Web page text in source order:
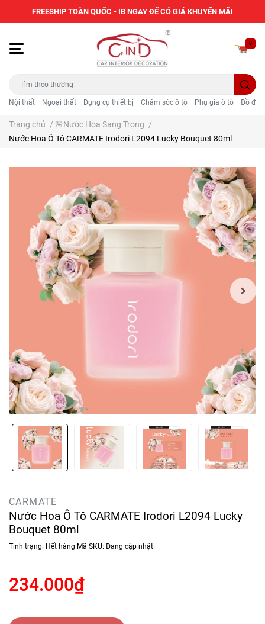
Nội thất Ngoại thất Dụng cụ thiết bị Chăm sóc ô tô Phụ gia ô tô Đồ
0
Trang chủ / 🌸Nước Hoa Sang Trọng /
Nước Hoa Ô Tô CARMATE Irodori L2094 Lucky Bouquet 80ml
CARMATE
Nước Hoa Ô Tô CARMATE Irodori L2094 Lucky
Bouquet 80ml
Tình trạng: Hết hàng Mã SKU: Đang cập nhật
234.000₫
FREESHIP TOÀN QUỐC - IB NGAY ĐỂ CÓ GIÁ KHUYẾN MÃI